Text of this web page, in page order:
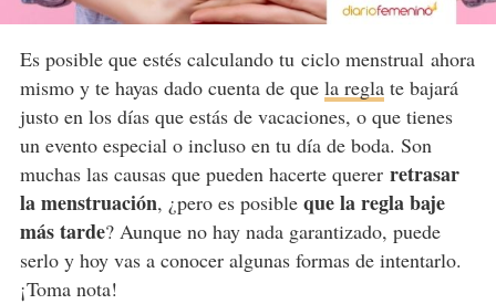
Es posible que estés calculando tu ciclo menstrual ahora
mismo y te hayas dado cuenta de que la reglate bajará
justo en los días que estás de vacaciones, o que tienes
un evento especial o incluso en tu día de boda. Son
muchas las causas que pueden hacerte querer retrasar
la menstruación, ¿pero es posible que la regla baje
más tarde? Aunque no hay nada garantizado, puede
serlo y hoy vas a conocer algunas formas de intentarlo.
¡Toma nota!